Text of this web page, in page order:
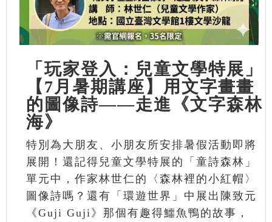
「玩家登入：兒童文學特展」
【7月暑期講座】用文字畫畫
的圖像詩——走進《文字森林
海》
特別為大朋友、小朋友所安排暑假活動即將
展開！還記得兒童文學特展的「童詩森林」
單元中，作家林世仁的〈森林裡的小紅帽〉
圖像詩嗎？還有「環遊世界」中展出陳致元
《Guji Guji》那個有趣得鱷魚鴨的故事，